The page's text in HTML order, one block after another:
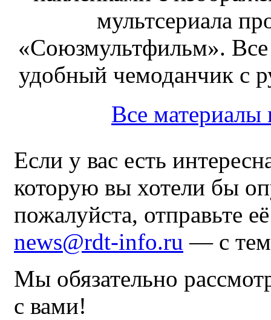
мультсериала
«Союзмультфильм».
удобный чемоданчик с
Все
Если у вас есть
которую вы хотели бы
пожалуйста, отправьте
news@rdt-info.ru — с
Мы обязательно
с вами!